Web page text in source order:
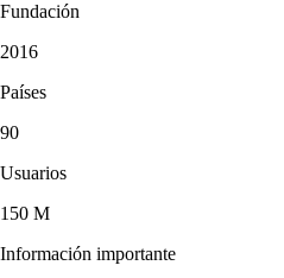
Fundación
2016
Países
90
Usuarios
150 M
Información importante